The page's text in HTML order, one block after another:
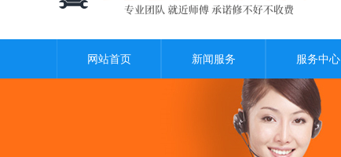
网站首页 新闻服务 服务中心